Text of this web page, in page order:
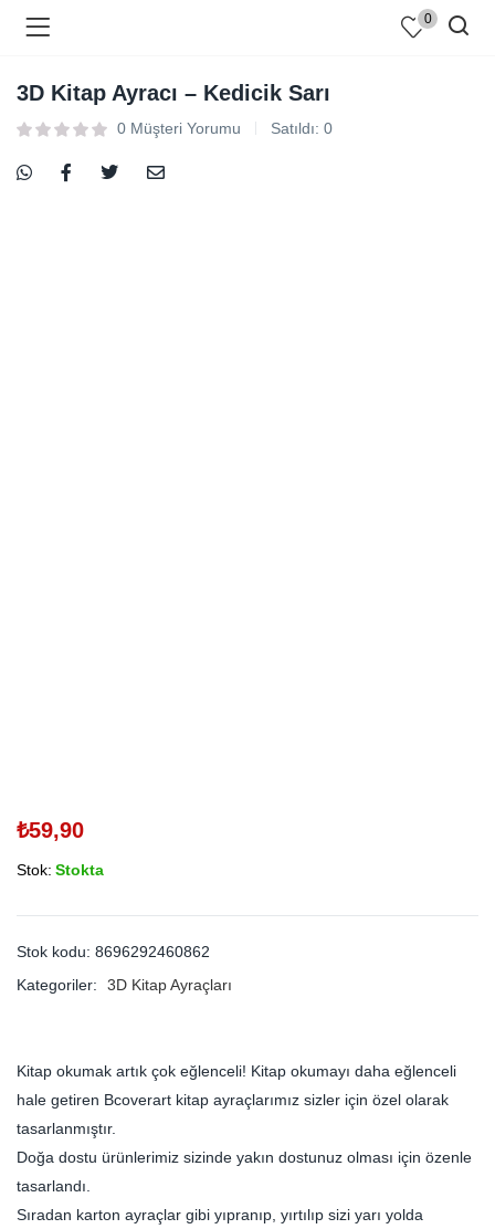
0
3D Kitap Ayracı – Kedicik Sarı
0 Müşteri Yorumu Satıldı: 0
₺59,90
Stok: Stokta
Stok kodu: 8696292460862
Kategoriler:
3D Kitap Ayraçları
Kitap okumak artık çok eğlenceli! Kitap okumayı daha eğlenceli
hale getiren Bcoverart kitap ayraçlarımız sizler için özel olarak
tasarlanmıştır.
Doğa dostu ürünlerimiz sizinde yakın dostunuz olması için özenle
tasarlandı.
Sıradan karton ayraçlar gibi yıpranıp, yırtılıp sizi yarı yolda